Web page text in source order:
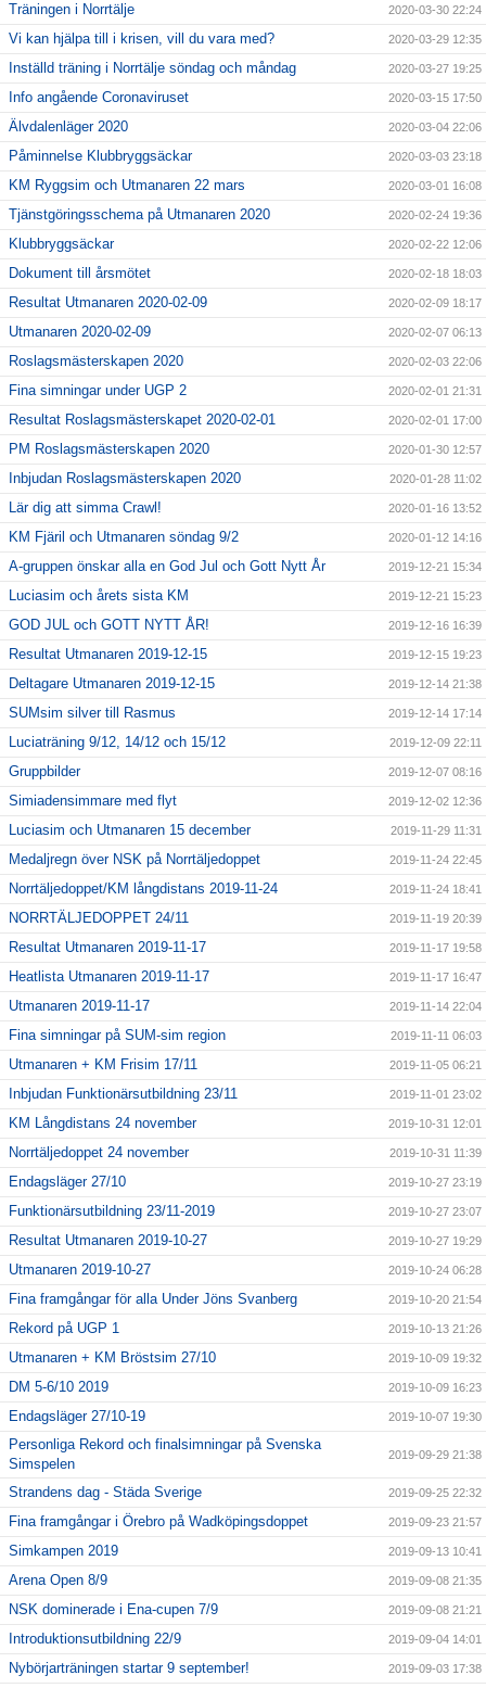
Träningen i Norrtälje 2020-03-30 22:24
Vi kan hjälpa till i krisen, vill du vara med? 2020-03-29 12:35
Inställd träning i Norrtälje söndag och måndag 2020-03-27 19:25
Info angående Coronaviruset 2020-03-15 17:50
Älvdalenläger 2020 2020-03-04 22:06
Påminnelse Klubbryggsäckar 2020-03-03 23:18
KM Ryggsim och Utmanaren 22 mars 2020-03-01 16:08
Tjänstgöringsschema på Utmanaren 2020 2020-02-24 19:36
Klubbryggsäckar 2020-02-22 12:06
Dokument till årsmötet 2020-02-18 18:03
Resultat Utmanaren 2020-02-09 2020-02-09 18:17
Utmanaren 2020-02-09 2020-02-07 06:13
Roslagsmästerskapen 2020 2020-02-03 22:06
Fina simningar under UGP 2 2020-02-01 21:31
Resultat Roslagsmästerskapet 2020-02-01 2020-02-01 17:00
PM Roslagsmästerskapen 2020 2020-01-30 12:57
Inbjudan Roslagsmästerskapen 2020 2020-01-28 11:02
Lär dig att simma Crawl! 2020-01-16 13:52
KM Fjäril och Utmanaren söndag 9/2 2020-01-12 14:16
A-gruppen önskar alla en God Jul och Gott Nytt År 2019-12-21 15:34
Luciasim och årets sista KM 2019-12-21 15:23
GOD JUL och GOTT NYTT ÅR! 2019-12-16 16:39
Resultat Utmanaren 2019-12-15 2019-12-15 19:23
Deltagare Utmanaren 2019-12-15 2019-12-14 21:38
SUMsim silver till Rasmus 2019-12-14 17:14
Luciaträning 9/12, 14/12 och 15/12 2019-12-09 22:11
Gruppbilder 2019-12-07 08:16
Simiadensimmare med flyt 2019-12-02 12:36
Luciasim och Utmanaren 15 december 2019-11-29 11:31
Medaljregn över NSK på Norrtäljedoppet 2019-11-24 22:45
Norrtäljedoppet/KM långdistans 2019-11-24 2019-11-24 18:41
NORRTÄLJEDOPPET 24/11 2019-11-19 20:39
Resultat Utmanaren 2019-11-17 2019-11-17 19:58
Heatlista Utmanaren 2019-11-17 2019-11-17 16:47
Utmanaren 2019-11-17 2019-11-14 22:04
Fina simningar på SUM-sim region 2019-11-11 06:03
Utmanaren + KM Frisim 17/11 2019-11-05 06:21
Inbjudan Funktionärsutbildning 23/11 2019-11-01 23:02
KM Långdistans 24 november 2019-10-31 12:01
Norrtäljedoppet 24 november 2019-10-31 11:39
Endagsläger 27/10 2019-10-27 23:19
Funktionärsutbildning 23/11-2019 2019-10-27 23:07
Resultat Utmanaren 2019-10-27 2019-10-27 19:29
Utmanaren 2019-10-27 2019-10-24 06:28
Fina framgångar för alla Under Jöns Svanberg 2019-10-20 21:54
Rekord på UGP 1 2019-10-13 21:26
Utmanaren + KM Bröstsim 27/10 2019-10-09 19:32
DM 5-6/10 2019 2019-10-09 16:23
Endagsläger 27/10-19 2019-10-07 19:30
Personliga Rekord och finalsimningar på Svenska
Simspelen
2019-09-29 21:38
Strandens dag - Städa Sverige 2019-09-25 22:32
Fina framgångar i Örebro på Wadköpingsdoppet 2019-09-23 21:57
Simkampen 2019 2019-09-13 10:41
Arena Open 8/9 2019-09-08 21:35
NSK dominerade i Ena-cupen 7/9 2019-09-08 21:21
Introduktionsutbildning 22/9 2019-09-04 14:01
Nybörjarträningen startar 9 september! 2019-09-03 17:38